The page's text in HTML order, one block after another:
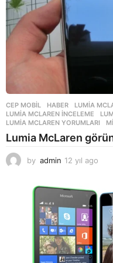
CEP MOBIL ,HABER LUMIA
LUMIA MCLAREN INCELEME
,
LUMIA MCLAREN YORUMLARI
,
Lumia McLaren
by admin 12 yıl ago
o